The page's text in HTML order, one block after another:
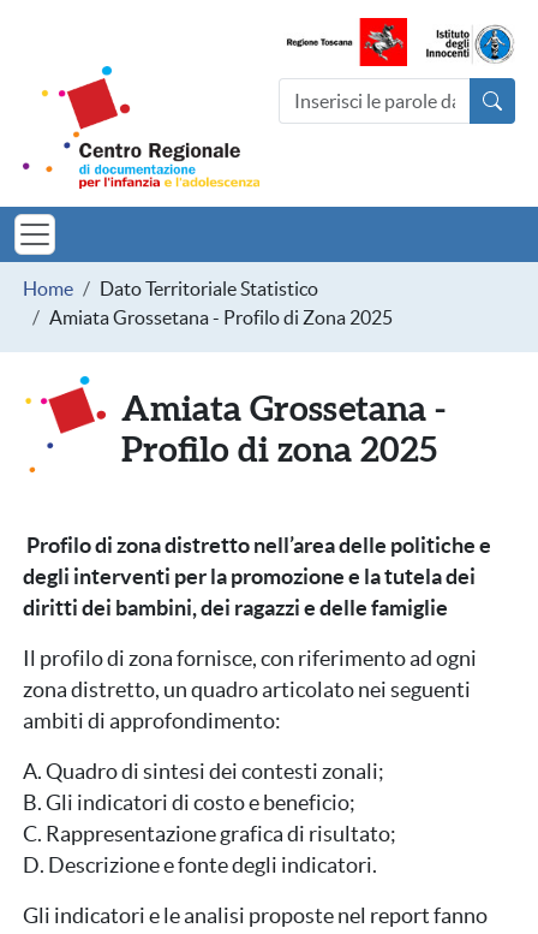
Centro Regionale di
Cerca nel sito
Briciole di pane
Home
Dato Territoriale Statistico
Amiata Grossetana - Profilo di Zona 2025
Amiata Grossetana -
Profilo di zona 2025
Profilo di zona distretto nell’area delle politiche e
degli interventi per la promozione e la tutela dei
diritti dei bambini, dei ragazzi e delle famiglie
Il profilo di zona fornisce, con riferimento ad ogni
zona distretto, un quadro articolato nei seguenti
ambiti di approfondimento:
A. Quadro di sintesi dei contesti zonali;
B. Gli indicatori di costo e beneficio;
C. Rappresentazione grafica di risultato;
D. Descrizione e fonte degli indicatori.
Gli indicatori e le analisi proposte nel report fanno